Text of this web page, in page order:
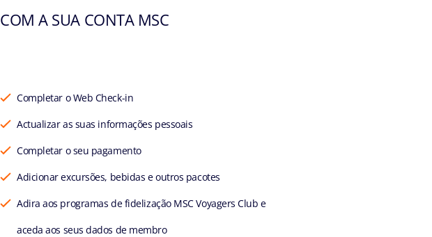
COM A SUA CONTA MSC
Completar o Web Check-in
Actualizar as suas informações pessoais
Completar o seu pagamento
Adicionar excursões, bebidas e outros pacotes
Adira aos programas de fidelização MSC Voyagers Club e
aceda aos seus dados de membro